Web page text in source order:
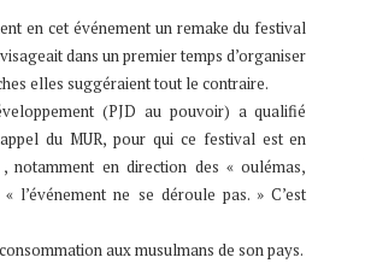
en cet événement un remake du festival
dans un premier temps d’organiser
elles suggéraient tout le contraire.
(PJD au pouvoir) a qualifié
du MUR, pour qui ce festival est en
en direction des « oulémas,
l’événement ne se déroule pas. » C’est
aux musulmans de son pays.